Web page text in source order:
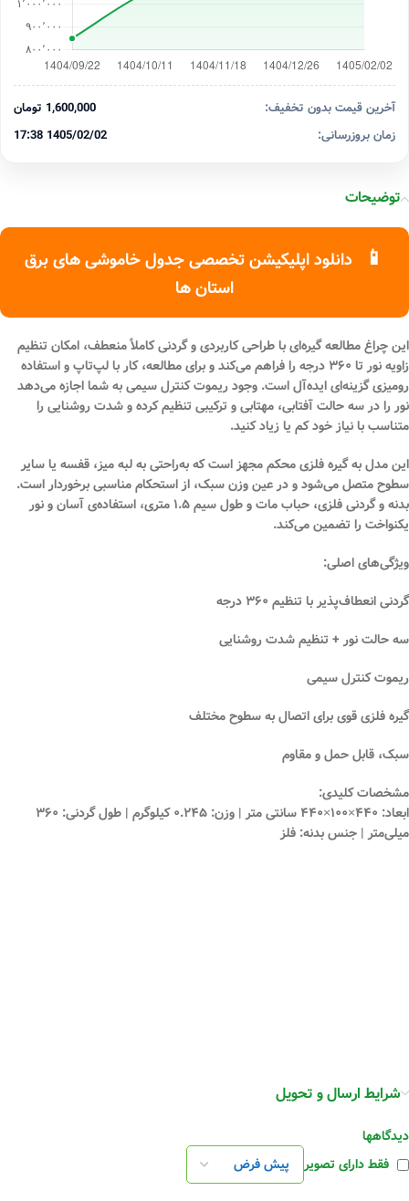
آخرین قیمت بدون تخفیف:
1,600,000 تومان
زمان بروزرسانی:
1405/02/02 17:38
توضیحات
📱
دانلود اپلیکیشن تخصصی جدول خاموشی های برق
استان ها
اینچراغ مطالعه گیره‌ایبا طراحی کاربردی وگردنی کاملاً منعطف، امکان تنظیم
زاویه نور تا ۳۶۰ درجه
را فراهم می‌کند و برای مطالعه، کار با لپ‌تاپ و استفاده
رومیزی گزینه‌ای ایده‌آل است. وجودریموت کنترل سیمیبه شما اجازه می‌دهد
نور را درسه حالت آفتابی، مهتابی و ترکیبی تنظیم کرده و شدت روشنایی را
متناسب با نیاز خود کم یا زیاد کنید.
این مدل بهگیره فلزی محکممجهز است که به‌راحتی به لبه میز، قفسه یا سایر
سطوح متصل می‌شود و در عین وزن سبک، از استحکام مناسبی برخوردار است.
بدنه و گردنی فلزی، حباب مات و طول سیم ۱.۵ متری، استفاده‌ی آسان و نور
یکنواخت را تضمین می‌کند.
ویژگی‌های اصلی:
گردنی انعطاف‌پذیر با تنظیم ۳۶۰ درجه
سه حالت نور + تنظیم شدت روشنایی
ریموت کنترل سیمی
گیره فلزی قوی برای اتصال به سطوح مختلف
سبک، قابل حمل و مقاوم
مشخصات کلیدی:
ابعاد: ۴۴۰×۱۰۰×۴۴۰ سانتی متر | وزن: ۰.۲۴۵ کیلوگرم | طول گردنی: ۳۶۰
میلی‌متر | جنس بدنه: فلز
شرایط ارسال و تحویل
دیدگاهها
فقط دارای تصویر